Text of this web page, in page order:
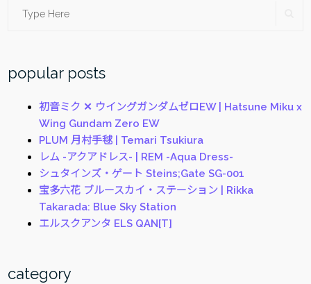
Be@rbrick
Tokyo
Tower
Magic
Time
ver.”
Search
popular posts
初音ミク ✕ ウイングガンダムゼロEW | Hatsune Miku x
Wing Gundam Zero EW
PLUM 月村手毬 | Temari Tsukiura
レム -アクアドレス- | REM -Aqua Dress-
シュタインズ・ゲート Steins;Gate SG-001
宝多六花 ブルースカイ・ステーション | Rikka
Takarada: Blue Sky Station
エルスクアンタ ELS QAN[T]
category